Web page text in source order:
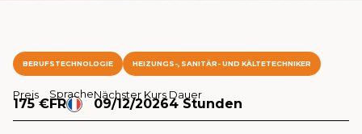
BERUFSTECHNOLOGIE HEIZUNGS-, SANITÄR- UND KÄLTETECHNIKER
Preis
175 €
Sprache
FR
Nächster Kurs
09/12/2026
Dauer
4 Stunden